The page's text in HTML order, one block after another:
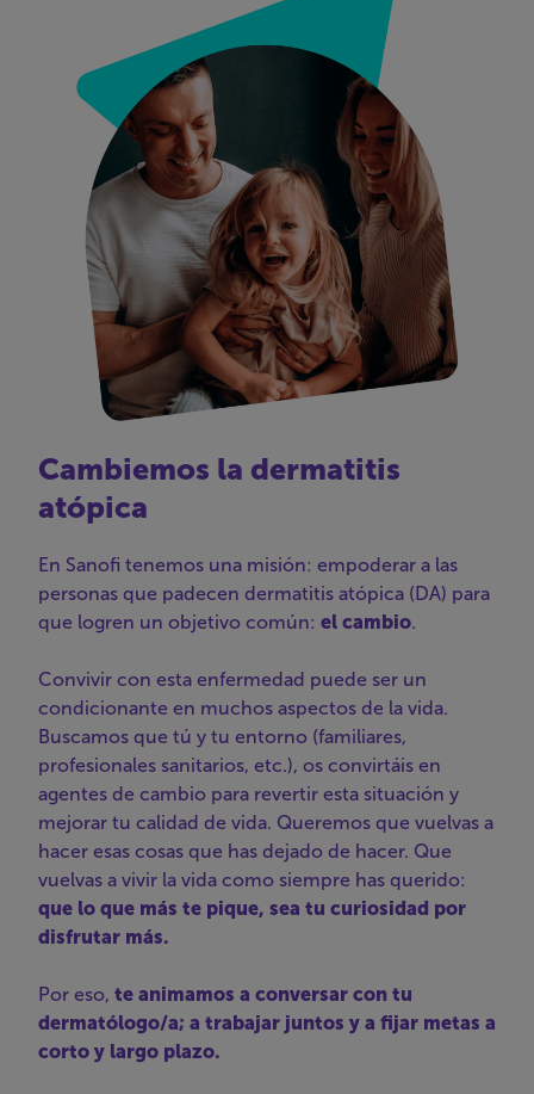
Cambiemos la dermatitis
atópica
En Sanofi tenemos una misión: empoderar a las
personas que padecen dermatitis atópica (DA) para
que logren un objetivo común: el cambio.
Convivir con esta enfermedad puede ser un
condicionante en muchos aspectos de la vida.
Buscamos que tú y tu entorno (familiares,
profesionales sanitarios, etc.), os convirtáis en
agentes de cambio para revertir esta situación y
mejorar tu calidad de vida. Queremos que vuelvas a
hacer esas cosas que has dejado de hacer. Que
vuelvas a vivir la vida como siempre has querido:
que lo que más te pique, sea tu curiosidad por
disfrutar más.
Por eso, te animamos a conversar con tu
dermatólogo/a; a trabajar juntos y a fijar metas a
corto y largo plazo.